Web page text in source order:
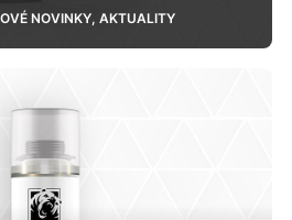
NOVINKY, AKTUALITY